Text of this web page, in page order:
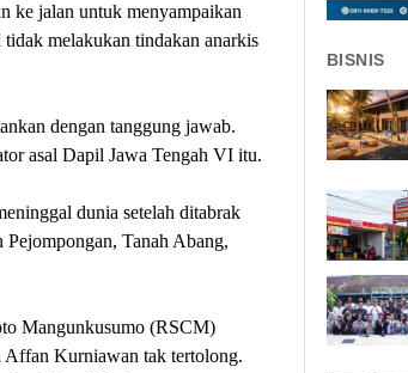
ke jalan untuk menyampaikan
tidak melakukan tindakan anarkis
dengan tanggung jawab.
asal Dapil Jawa Tengah VI itu.
dunia setelah ditabrak
Tanah Abang,
Mangunkusumo (RSCM)
Affan Kurniawan tak tertolong.
BISNIS